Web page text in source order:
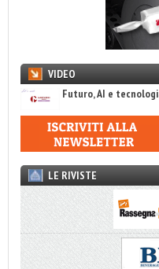
VIDEO
Futuro, AI e
LE RIVISTE